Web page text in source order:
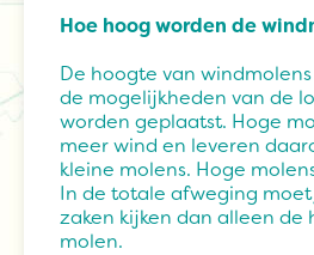
Hoe hoog worden de
De hoogte van
de mogelijkheden van de
worden geplaatst. Hoge
meer wind en leveren
kleine molens. Hoge
In de totale afweging
zaken kijken dan alleen de
molen.